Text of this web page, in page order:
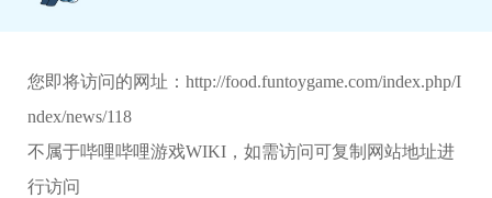
您即将访问的网址： http://food.funtoygame.com/index.php/I
ndex/news/118
不属于哔哩哔哩游戏WIKI，如需访问可复制网站地址进
行访问